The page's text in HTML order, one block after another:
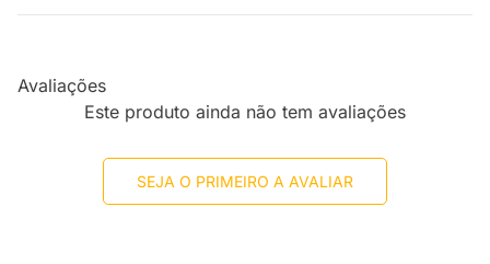
Avaliações
Este produto ainda não tem avaliações
SEJA O PRIMEIRO A AVALIAR